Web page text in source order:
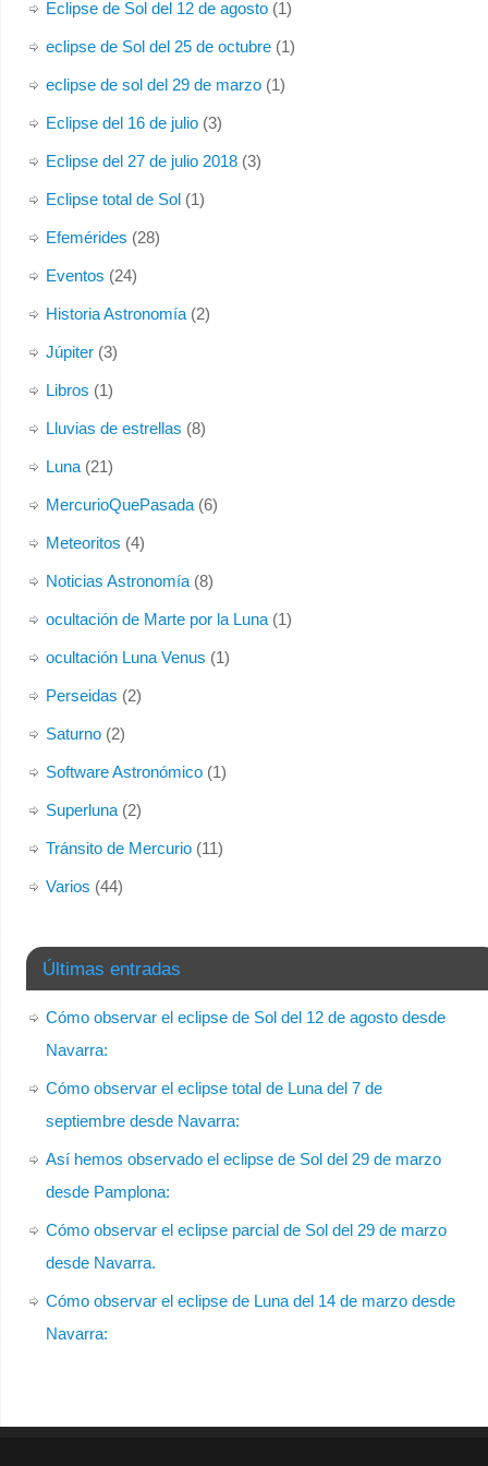
Eclipse de Sol del 12 de agosto(1)
eclipse de Sol del 25 de octubre(1)
eclipse de sol del 29 de marzo(1)
Eclipse del 16 de julio(3)
Eclipse del 27 de julio 2018(3)
Eclipse total de Sol(1)
Efemérides (28)
Eventos (24)
Historia Astronomía(2)
Júpiter(3)
Libros (1)
Lluvias de estrellas (8)
Luna(21)
MercurioQuePasada(6)
Meteoritos (4)
Noticias Astronomía(8)
ocultación de Marte por la Luna(1)
ocultación Luna Venus (1)
Perseidas (2)
Saturno(2)
Software Astronómico(1)
Superluna(2)
Tránsito de Mercurio(11)
Varios (44)
Últimas entradas
Cómo observar el eclipse de Sol del 12 de agosto desde
Navarra:
Cómo observar el eclipse total de Luna del 7 de
septiembre desde Navarra:
Así hemos observado el eclipse de Sol del 29 de marzo
desde Pamplona:
Cómo observar el eclipse parcial de Sol del 29 de marzo
desde Navarra.
Cómo observar el eclipse de Luna del 14 de marzo desde
Navarra: